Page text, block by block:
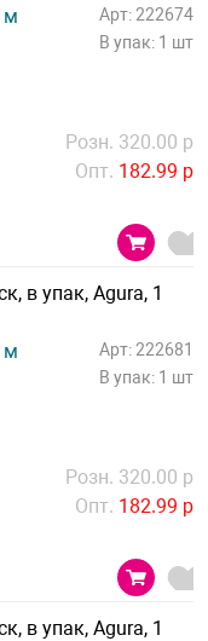
м
Арт: 222674
В упак: 1 шт
Розн. 320.00 р
Опт. 182.99 р
в упак, Agura, 1
м
Арт: 222681
В упак: 1 шт
Розн. 320.00 р
Опт. 182.99 р
в упак, Agura, 1